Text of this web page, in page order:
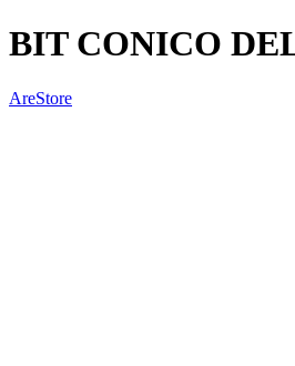
BIT CONICO
AreStore